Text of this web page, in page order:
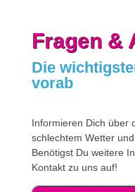
Fragen &
Die
vorab
Informieren Dich über
schlechtem Wetter
Benötigst Du weitere
Kontakt zu uns auf!